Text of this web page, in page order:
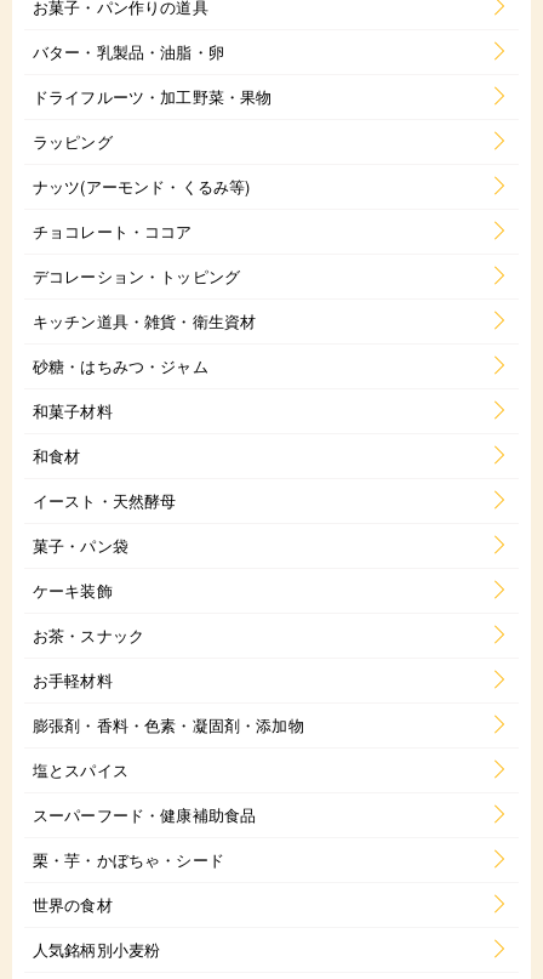
お菓子・パン作りの道具
バター・乳製品・油脂・卵
ドライフルーツ・加工野菜・果物
ラッピング
ナッツ(アーモンド・くるみ等)
チョコレート・ココア
デコレーション・トッピング
キッチン道具・雑貨・衛生資材
砂糖・はちみつ・ジャム
和菓子材料
和食材
イースト・天然酵母
菓子・パン袋
ケーキ装飾
お茶・スナック
お手軽材料
膨張剤・香料・色素・凝固剤・添加物
塩とスパイス
スーパーフード・健康補助食品
栗・芋・かぼちゃ・シード
世界の食材
人気銘柄別小麦粉